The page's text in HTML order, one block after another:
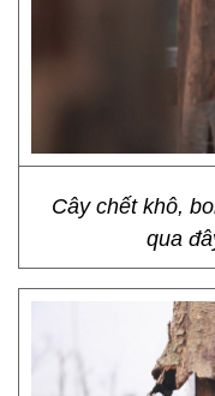
Cây chết khô,
qua